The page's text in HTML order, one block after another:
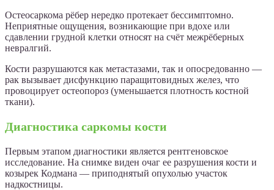
Остеосаркома рёбер нередко протекает бессимптомно.
Неприятные ощущения, возникающие при вдохе или
сдавлении грудной клетки относят на счёт межрёберных
невралгий.
Кости разрушаются как метастазами, так и опосредованно —
рак вызывает дисфункцию паращитовидных желез, что
провоцирует остеопороз (уменьшается плотность костной
ткани).
Диагностика саркомы кости
Первым этапом диагностики является рентгеновское
исследование. На снимке виден очаг ее разрушения кости и
козырек Кодмана — приподнятый опухолью участок
надкостницы.